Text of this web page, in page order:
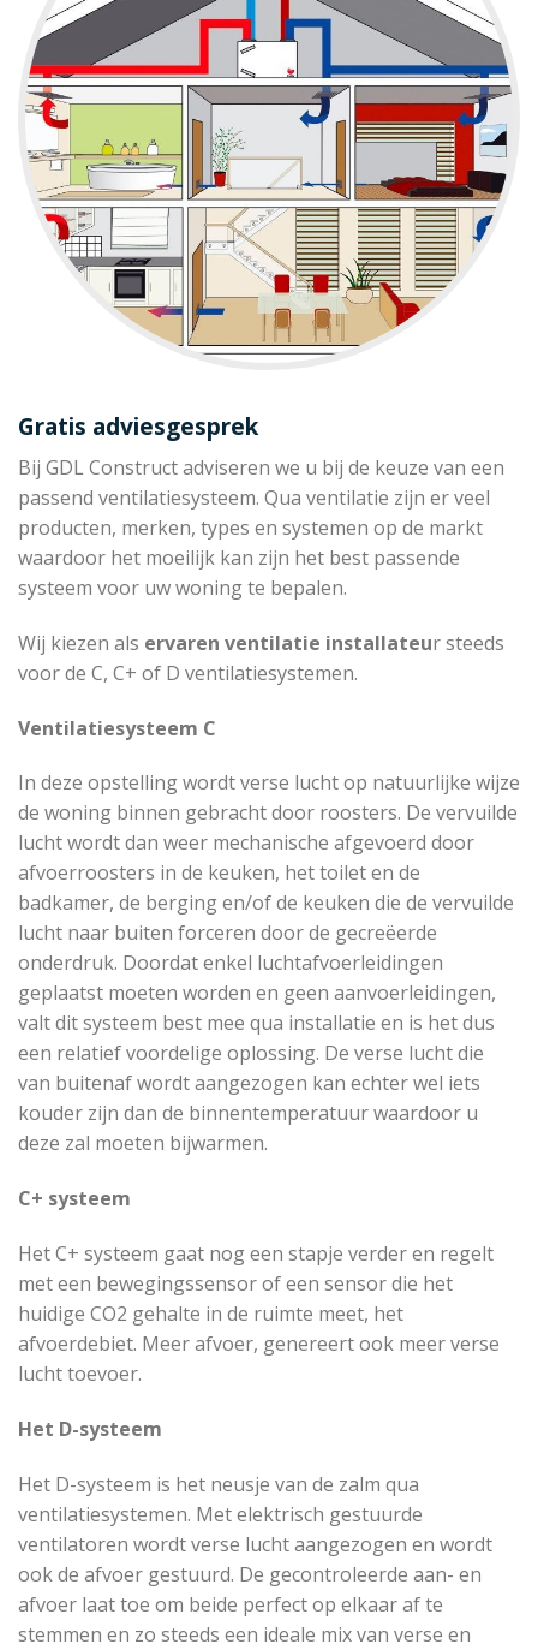
Gratis adviesgesprek
Bij GDL Construct adviseren we u bij de keuze van een
passend ventilatiesysteem. Qua ventilatie zijn er veel
producten, merken, types en systemen op de markt
waardoor het moeilijk kan zijn het best passende
systeem voor uw woning te bepalen.
Wij kiezen als ervaren ventilatie installateur steeds
voor de C, C+ of D ventilatiesystemen.
Ventilatiesysteem C
In deze opstelling wordt verse lucht op natuurlijke wijze
de woning binnen gebracht door roosters. De vervuilde
lucht wordt dan weer mechanische afgevoerd door
afvoerroosters in de keuken, het toilet en de
badkamer, de berging en/of de keuken die de vervuilde
lucht naar buiten forceren door de gecreëerde
onderdruk. Doordat enkel luchtafvoerleidingen
geplaatst moeten worden en geen aanvoerleidingen,
valt dit systeem best mee qua installatie en is het dus
een relatief voordelige oplossing. De verse lucht die
van buitenaf wordt aangezogen kan echter wel iets
kouder zijn dan de binnentemperatuur waardoor u
deze zal moeten bijwarmen.
C+ systeem
Het C+ systeem gaat nog een stapje verder en regelt
met een bewegingssensor of een sensor die het
huidige CO2 gehalte in de ruimte meet, het
afvoerdebiet. Meer afvoer, genereert ook meer verse
lucht toevoer.
Het D-systeem
Het D-systeem is het neusje van de zalm qua
ventilatiesystemen. Met elektrisch gestuurde
ventilatoren wordt verse lucht aangezogen en wordt
ook de afvoer gestuurd. De gecontroleerde aan- en
afvoer laat toe om beide perfect op elkaar af te
stemmen en zo steeds een ideale mix van verse en